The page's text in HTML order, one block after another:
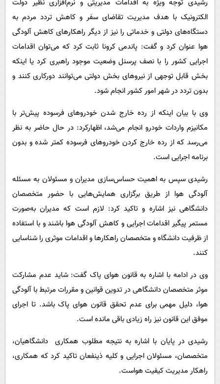
رشیدی توجه ویژه به اقدامات مدیریتی و نرم‌افزاری نظیر دولت
الکترونیک با هدف مدیریت تقاضای سفر و کاهش تردد مردم به
دستگاه‌های دولتی و خدماتی را نیز از دیگر راهکارهای کاهش آلودگی
هوا عنوان کرد و گفت: پاندمی کرونا ثابت کرد که می‌توان اقدامات
اجرایی کشور را با نصف پرسنل وضعیت موجود راهبری کرد یا اینکه
بخش قابل توجهی از نیروهای بخش دولتی می‌توانند دورکاری کنند و
بدون تردد در شهر امور کشور انجام شود.
وی با بیان اینکه از رده خارج شدن خودروهای فرسوده پیش‌تر با
مکانیزم واردات خودرو انجام می‌شد، اظهارکرد: در حال حاضر به نظر
می‌رسد که از رده خارج کردن خودروهای فرسوده کمتر شده و بدون
برنامه اجرایی است.
رشیدی سپس به اهمیت حساس‌سازی مدیران و مسئولان به مسئله
آلودگی هوا از طریق برگزاری همایش‌هایی با حضور متخصصان
دانشگاهی نیز اشاره و تاکید کرد: لازم است که مدیران به‌صورت
مستمر پیگیر اقدامات اجرایی و کاهش آلودگی هوا باشند و با استفاده
از ظرفیت دانشگاه و متخصصان راهکارها و اقدامات موثری را شناسایی
کنند.
وی در ادامه با اشاره به قانون هوای پاک گفت: شاید عدم مشارکت
موثر متخصصان دانشگاهی در تدوین قوانین و مقررات مرتبط با آلودگی
هوا، دلیل مهمی برای عدم تحقق قانون هوای پاک باشد. تا اجرای
موفق این قانون نیز راه زیادی باقی مانده است.
رشیدی در پایان با اشاره به نتیجه مطلوب همکاری دانشگاهیان،
متخصصان، مسئولان اجرایی و کلیه ذینفعان تاکید کرد که همکاری،
راهکار مدیریت کیفیت هواست.